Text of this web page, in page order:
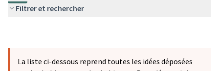
Filtrer et rechercher
La liste ci-dessous reprend toutes les idées déposées